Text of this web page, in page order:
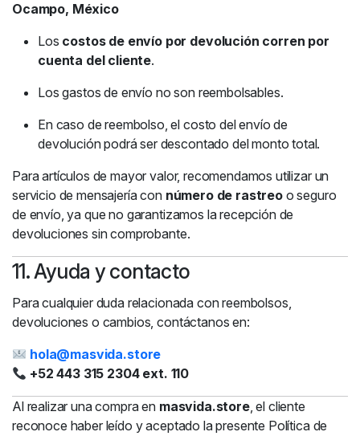
Ocampo, México
Los costos de envío por devolución corren por
cuenta del cliente.
Los gastos de envío no son reembolsables.
En caso de reembolso, el costo del envío de
devolución podrá ser descontado del monto total.
Para artículos de mayor valor, recomendamos utilizar un
servicio de mensajería con número de rastreoo seguro
de envío, ya que no garantizamos la recepción de
devoluciones sin comprobante.
11. Ayuda y contacto
Para cualquier duda relacionada con reembolsos,
devoluciones o cambios, contáctanos en:
hola@masvida.store
+52 443 315 2304 ext. 110
Al realizar una compra en masvida.store, el cliente
reconoce haber leído y aceptado la presente Política de